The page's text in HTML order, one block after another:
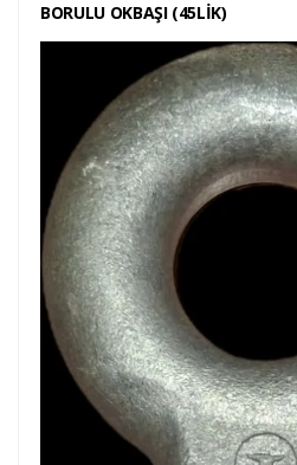
BORULU OKBAŞI (45LİK)